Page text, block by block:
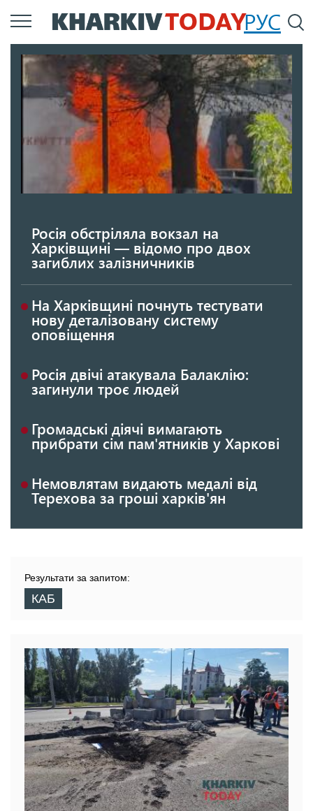
Перейти
до
вмісту
РУС
Росія обстріляла вокзал на
Харківщині — відомо про двох
загиблих залізничників
На Харківщині почнуть тестувати
нову деталізовану систему
оповіщення
Росія двічі атакувала Балаклію:
загинули троє людей
Громадські діячі вимагають
прибрати сім пам'ятників у Харкові
Немовлятам видають медалі від
Терехова за гроші харків'ян
Результати за запитом:
КАБ